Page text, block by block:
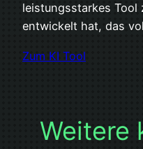
leistungsstarkes Tool
entwickelt hat, das
Zum KI Tool
Weitere